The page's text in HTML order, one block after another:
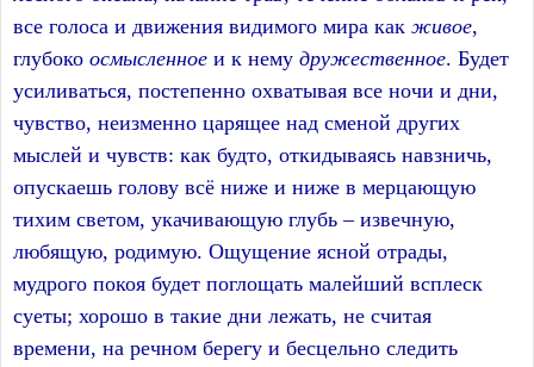
все голоса и движения видимого мира как живое,
глубоко осмысленное и к нему дружественное. Будет
усиливаться, постепенно охватывая все ночи и дни,
чувство, неизменно царящее над сменой других
мыслей и чувств: как будто, откидываясь навзничь,
опускаешь голову всё ниже и ниже в мерцающую
тихим светом, укачивающую глубь – извечную,
любящую, родимую. Ощущение ясной отрады,
мудрого покоя будет поглощать малейший всплеск
суеты; хорошо в такие дни лежать, не считая
времени, на речном берегу и бесцельно следить